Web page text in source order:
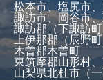
松本市、塩尻市
諏訪市、岡谷市
諏訪郡（下諏訪
上伊那郡（辰野
木曽郡木曽町
東筑摩郡山形村
山梨県北杜市（一